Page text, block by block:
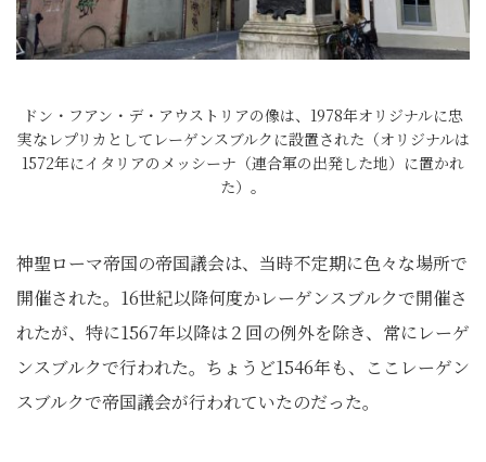
ドン・フアン・デ・アウストリアの像は、1978年オリジナルに忠
実なレプリカとしてレーゲンスブルクに設置された（オリジナルは
1572年にイタリアのメッシーナ（連合軍の出発した地）に置かれ
た）。
神聖ローマ帝国の帝国議会は、当時不定期に色々な場所で
開催された。16世紀以降何度かレーゲンスブルクで開催さ
れたが、特に1567年以降は２回の例外を除き、常にレーゲ
ンスブルクで行われた。ちょうど1546年も、ここレーゲン
スブルクで帝国議会が行われていたのだった。